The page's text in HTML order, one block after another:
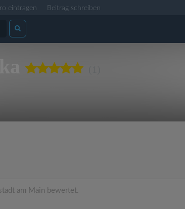
eintragen Beitrag schreiben
am Main bewertet.